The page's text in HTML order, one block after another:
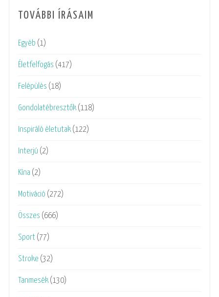
TOVÁBBI ÍRÁSAIM
Egyéb (1)
Életfelfogás (417)
Felépülés (18)
Gondolatébresztők (118)
Inspiráló életutak (122)
Interjú (2)
Kína (2)
Motiváció (272)
Összes (666)
Sport (77)
Stroke (32)
Tanmesék (130)